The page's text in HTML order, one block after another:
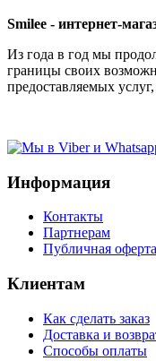
Smilee - интернет-
Из года в год мы
границы своих
предоставляемых
Информация
Контакты
Партнерам
Публичная оферта
Клиентам
Как сделать заказ
Доставка и
Способы оплаты